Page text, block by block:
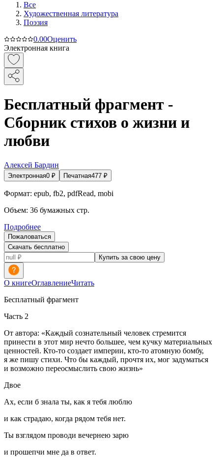
Все
Художественная литература
Поэзия
0.00Оценить
Электронная книга
Бесплатный фрагмент -
Сборник стихов о жизни и
любви
Алексей Бардин
Электронная0 ₽ Печатная477 ₽
Формат: epub, fb2, pdfRead, mobi
Объем: 36 бумажных стр.
Подробнее
Пожаловаться
Скачать бесплатно
Купить за свою цену
О книгеОглавлениеЧитать
Бесплатный фрагмент
Часть 2
От автора: «Каждый сознательный человек стремится
принести в этот мир нечто большее, чем кучку материальных
ценностей. Кто-то создает империи, кто-то атомную бомбу,
я же пишу стихи. Что бы каждый, прочтя их, мог задуматься
и возможно переосмыслить свою жизнь»
Двое
Ах, если б знала ты, как я тебя люблю
и как страдаю, когда рядом тебя нет.
Ты взглядом проводи вечернею зарю
и прошепчи мне да в ответ.